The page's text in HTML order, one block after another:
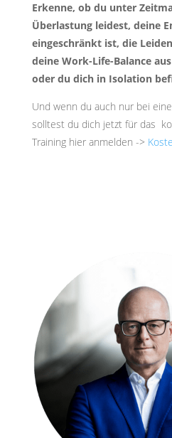
Erkenne, ob du unter
Überlastung leidest, deine
eingeschränkt ist, die
deine Work-Life-Balance
oder du dich in Isolation
Und wenn du auch nur bei
solltest du dich jetzt für das
Training hier anmelden ->